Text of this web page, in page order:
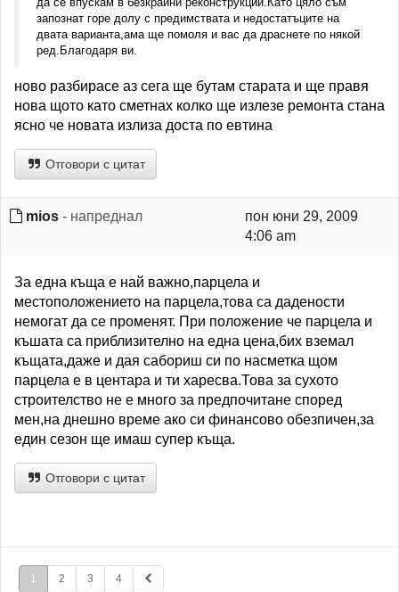
запознат горе долу с предимствата и недостатъците на
двата варианта,ама ще помоля и вас да драснете по някой
ред.Благодаря ви.
ново разбирасе аз сега ще бутам старата и ще правя
нова щото като сметнах колко ще излезе ремонта стана
ясно че новата излиза доста по евтина
Отговори с цитат
mios - напреднал
пон юни 29, 2009
4:06 am
За една къща е най важно,парцела и
местоположението на парцела,това са дадености
немогат да се променят. При положение че парцела и
къшата са приблизително на една цена,бих вземал
къщата,даже и дая сабориш си по насметка щом
парцела е в центара и ти харесва.Това за сухото
строителство не е много за предпочитане според
мен,на днешно време ако си финансово обезпичен,за
един сезон ще имаш супер къща.
Отговори с цитат
1 2 3 4